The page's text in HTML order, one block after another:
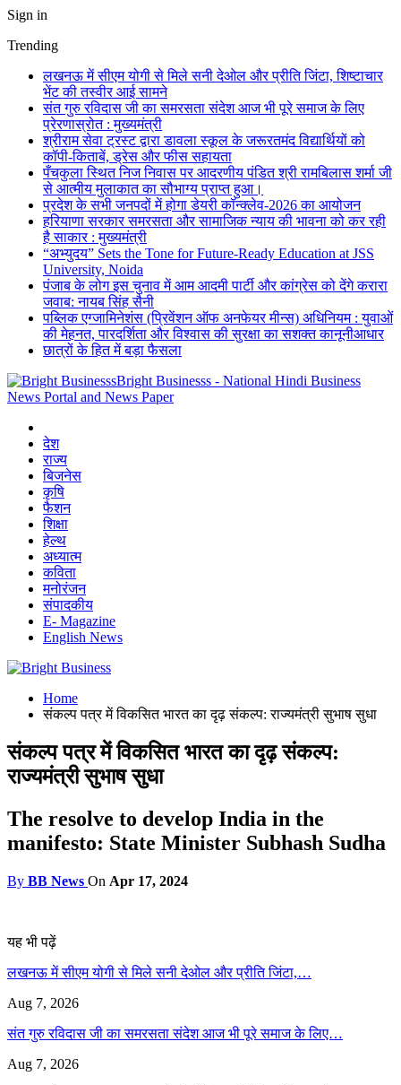
Sign in
Trending
लखनऊ में सीएम योगी से मिले सनी देओल और प्रीति जिंटा, शिष्टाचार
भेंट की तस्वीर आई सामने
संत गुरु रविदास जी का समरसता संदेश आज भी पूरे समाज के लिए
प्रेरणास्रोत : मुख्यमंत्री
श्रीराम सेवा ट्रस्ट द्वारा डावला स्कूल के जरूरतमंद विद्यार्थियों को
कॉपी-किताबें, ड्रेस और फीस सहायता
पँचकुला स्थित निज निवास पर आदरणीय पंडित श्री रामबिलास शर्मा जी
से आत्मीय मुलाकात का सौभाग्य प्राप्त हुआ।
प्रदेश के सभी जनपदों में होगा डेयरी कॉन्क्लेव-2026 का आयोजन
हरियाणा सरकार समरसता और सामाजिक न्याय की भावना को कर रही
है साकार : मुख्यमंत्री
“अभ्युदय” Sets the Tone for Future-Ready Education at JSS
University, Noida
पंजाब के लोग इस चुनाव में आम आदमी पार्टी और कांग्रेस को देंगे करारा
जवाब: नायब सिंह सैनी
पब्लिक एग्जामिनेशंस (प्रिवेंशन ऑफ अनफेयर मीन्स) अधिनियम : युवाओं
की मेहनत, पारदर्शिता और विश्वास की सुरक्षा का सशक्त कानूनीआधार
छात्रों के हित में बड़ा फैसला
Bright Businesss - National Hindi Business
News Portal and News Paper
देश
राज्य
बिजनेस
कृषि
फैशन
शिक्षा
हेल्थ
अध्यात्म
कविता
मनोरंजन
संपादकीय
E- Magazine
English News
Home
संकल्प पत्र में विकसित भारत का दृढ़ संकल्प: राज्यमंत्री सुभाष सुधा
संकल्प पत्र में विकसित भारत का दृढ़ संकल्प:
राज्यमंत्री सुभाष सुधा
The resolve to develop India in the
manifesto: State Minister Subhash Sudha
By BB News On Apr 17, 2024
यह भी पढ़ें
लखनऊ में सीएम योगी से मिले सनी देओल और प्रीति जिंटा,…
Aug 7, 2026
संत गुरु रविदास जी का समरसता संदेश आज भी पूरे समाज के लिए…
Aug 7, 2026